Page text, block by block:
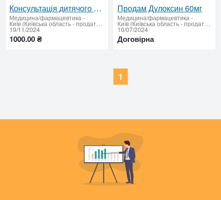
Консультація дитячого ортопеда-травматолога
Медицина/фармацевтика-
Київ (Київська область - продати купити)
19/11/2024
1000.00 ₴
Продам Дулоксин 60мг
Медицина/фармацевтика-
Київ (Київська область - продати купити)
10/07/2024
Договірна
1